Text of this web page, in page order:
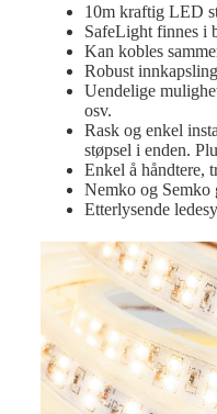
10m kraftig LED
SafeLight finnes i
Kan kobles
Robust
Uendelige
osv.
Rask og enkel
støpsel i enden.
Enkel å håndtere,
Nemko og Semko
Etterlysende